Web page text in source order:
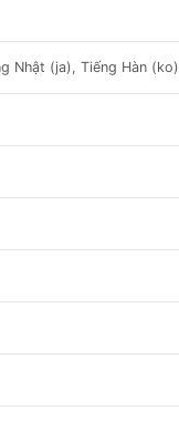
Nhật (ja), Tiếng Hàn (ko)